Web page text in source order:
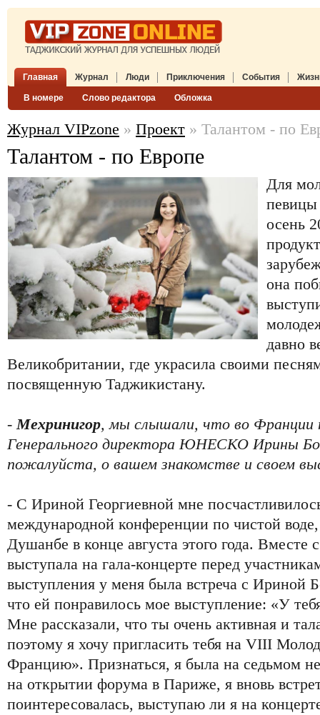
Главная Журнал
В номере Слово редактора Обложка
Люди Приключения События
Журнал VIPzone » Проект » Талантом - по
Талантом - по Европе
Для
осень
она
давно
Великобритании, где украсила своими
посвященную Таджикистану.
-Мехринигор, мы слышали, что во Франции
Генерального директора ЮНЕСКО Ирины
пожалуйста, о вашем знакомстве и своем
- С Ириной Георгиевной мне
международной конференции по чистой
Душанбе в конце августа этого года. Вместе
выступала на гала-концерте перед
выступления у меня была встреча с Ириной
что ей понравилось мое выступление: «У
Мне рассказали, что ты очень активная и
поэтому я хочу пригласить тебя на VIII
Францию». Признаться, я была на седьмом
на открытии форума в Париже, я вновь
поинтересовалась, выступаю ли я на